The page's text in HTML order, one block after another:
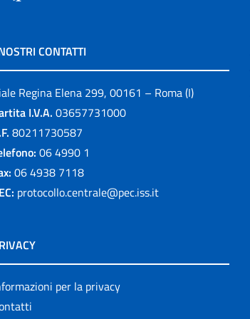
CONTATTI
Regina Elena 299, 00161 – Roma (I)
I.V.A. 03657731000
80211730587
06 4990 1
06 4938 7118
protocollo.centrale@pec.iss.it
per la privacy